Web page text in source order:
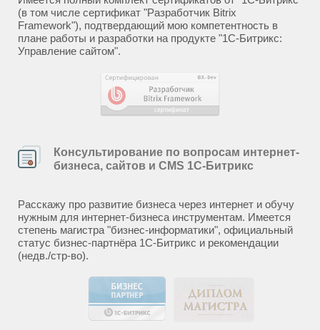
(в том числе сертификат "Разработчик Bitrix
Framework"), подтвердающий мою компетентность в
плане работы и разработки на продукте "1С-Битрикс:
Управление сайтом".
Консультирование по вопросам интернет-
бизнеса, сайтов и CMS 1С-Битрикс
Расскажу про развитие бизнеса через интернет и обучу
нужным для интернет-бизнеса инструментам. Имеется
степень магистра "бизнес-информатики", официальный
статус бизнес-партнёра 1С-Битрикс и рекомендации
(недв./стр-во).